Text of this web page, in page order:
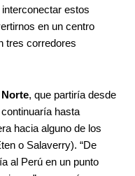
estos
en un centro
tres corredores
, que partiría desde
hasta
hacia alguno de los
o Salaverry). “De
al Perú en un punto